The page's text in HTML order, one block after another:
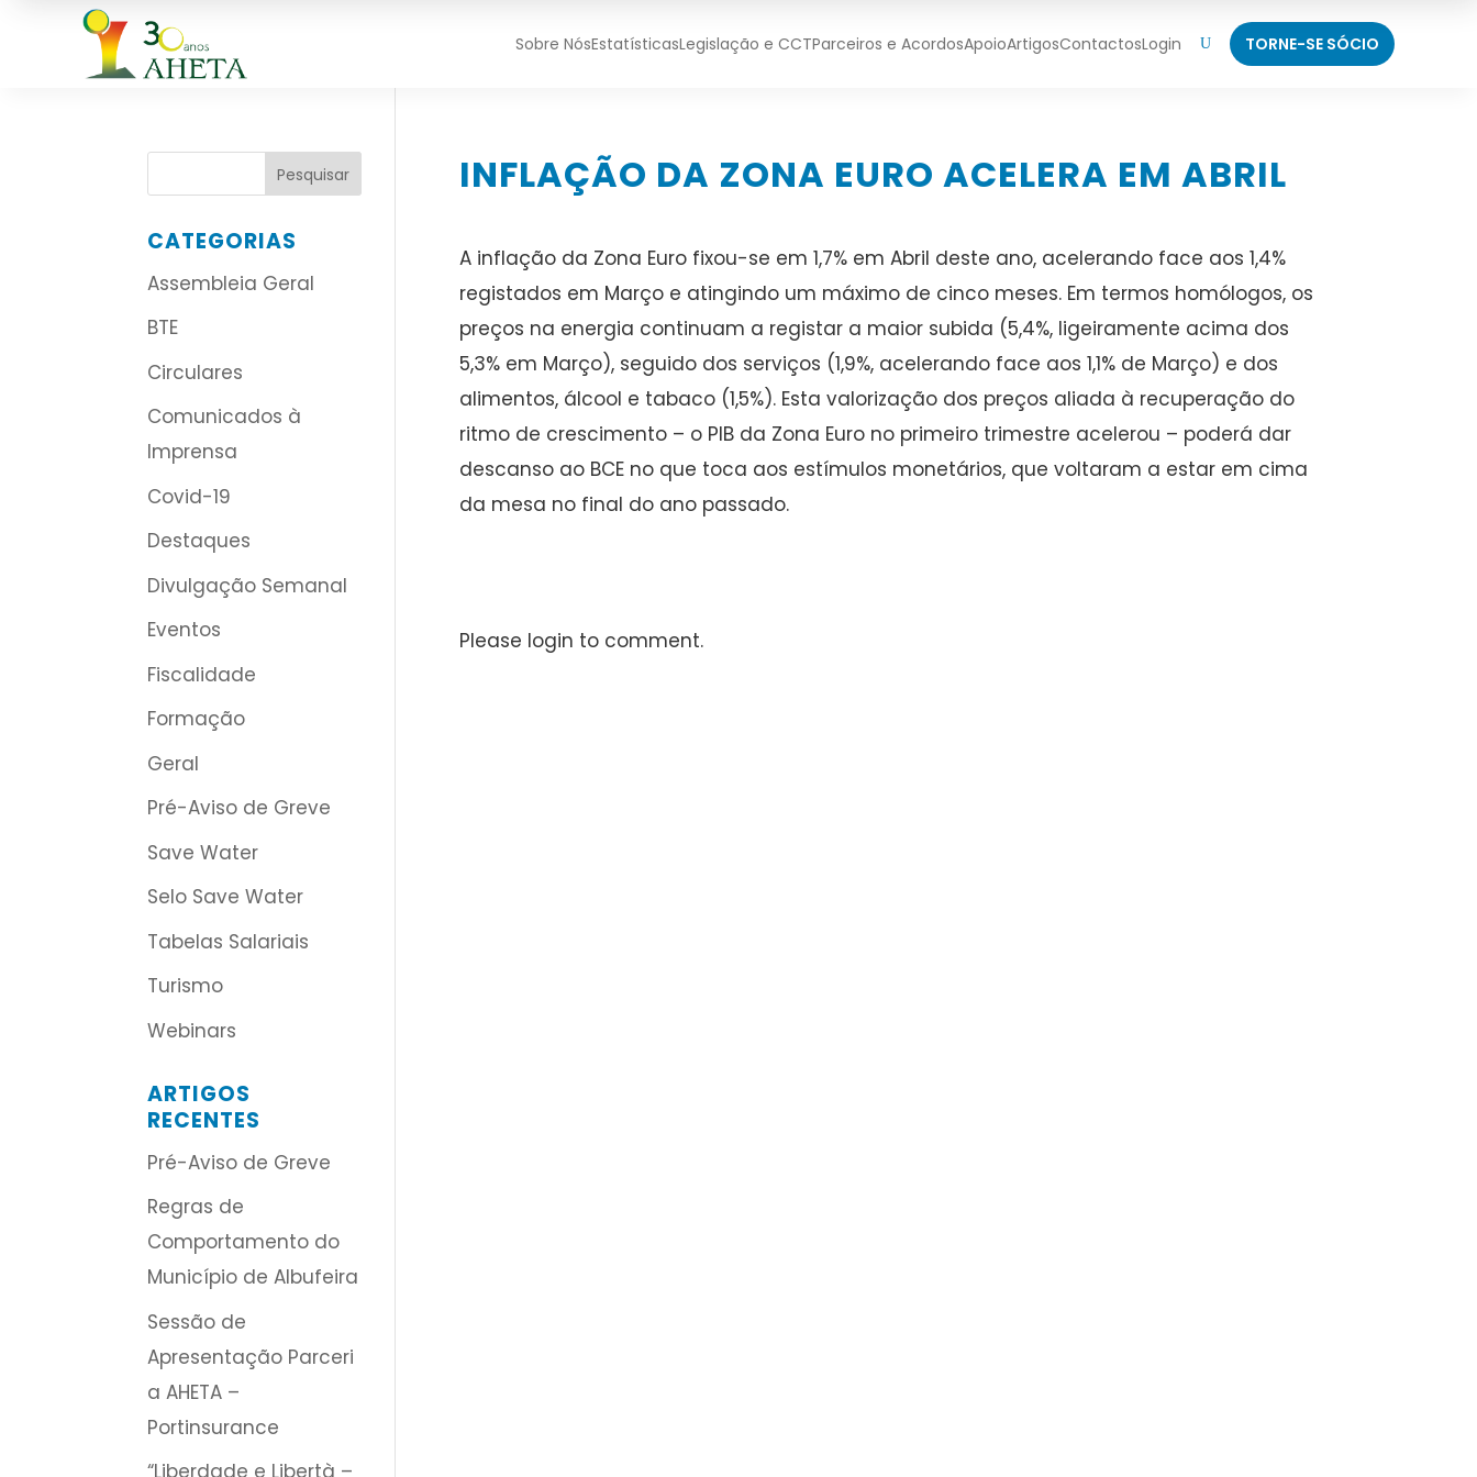
Sobre NósEstatísticasLegislação e CCTParceiros e AcordosApoioArtigosContactosLogin U TORNE-SE SÓCIO
INFLAÇÃO DA ZONA EURO ACELERA EM ABRIL
A inflação da Zona Euro fixou-se em 1,7% em Abril deste ano, acelerando face aos 1,4%
registados em Março e atingindo um máximo de cinco meses. Em termos homólogos, os
preços na energia continuam a registar a maior subida (5,4%, ligeiramente acima dos
5,3% em Março), seguido dos serviços (1,9%, acelerando face aos 1,1% de Março) e dos
alimentos, álcool e tabaco (1,5%). Esta valorização dos preços aliada à recuperação do
ritmo de crescimento – o PIB da Zona Euro no primeiro trimestre acelerou – poderá dar
descanso ao BCE no que toca aos estímulos monetários, que voltaram a estar em cima
da mesa no final do ano passado.
Please login to comment.
CATEGORIAS
Assembleia Geral
BTE
Circulares
Comunicados à
Imprensa
Covid-19
Destaques
Divulgação Semanal
Eventos
Fiscalidade
Formação
Geral
Pré-Aviso de Greve
Save Water
Selo Save Water
Tabelas Salariais
Turismo
Webinars
ARTIGOS
RECENTES
Pré-Aviso de Greve
Regras de
Comportamento do
Município de Albufeira
Sessão de
Apresentação Parceri
a AHETA –
Portinsurance